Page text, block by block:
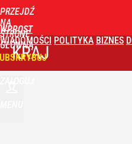
PRZEJDŹ
NA
STRONĘ
GŁÓWNĄ
WPROST
WIADOMOŚCI POLITYKA BIZNES
KRAJ